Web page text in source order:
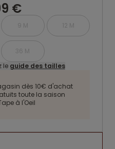
€
9 M 12 M
36 M
le guide des tailles
dès 10€ d'achat
toute la saison
à l'Oeil